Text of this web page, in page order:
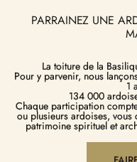
PARRAINEZ UNE
La toiture de la
Pour y parvenir, nous
1
134 000
Chaque participation
ou plusieurs ardoises, vous
patrimoine spirituel et